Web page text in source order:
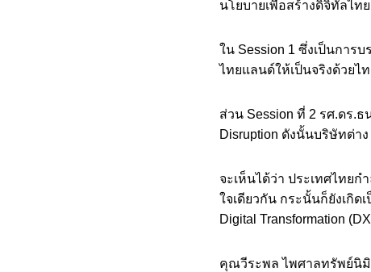
นโยบายเพื่อสร้างดิจิทัลไท
ใน Session 1 ซึ่งเป็นการ
ไทยแลนด์ให้เป็นจริงด้วยไ
ส่วน Session ที่ 2 รศ.ดร.ธ
Disruption ดังนั้นบริษัทต่า
จะเห็นได้ว่า ประเทศไทย
ใจเดียวกัน กระนั้นก็ยังเกิด
Digital Transformation
คุณวีระพล ไพศาลทรัพย์นิมิ